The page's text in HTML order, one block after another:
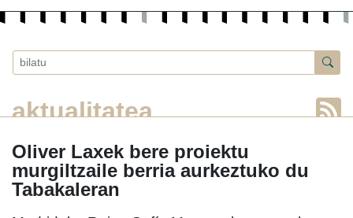
aktualitatea
Oliver Laxek bere proiektu
murgiltzaile berria aurkeztuko du
Tabakaleran